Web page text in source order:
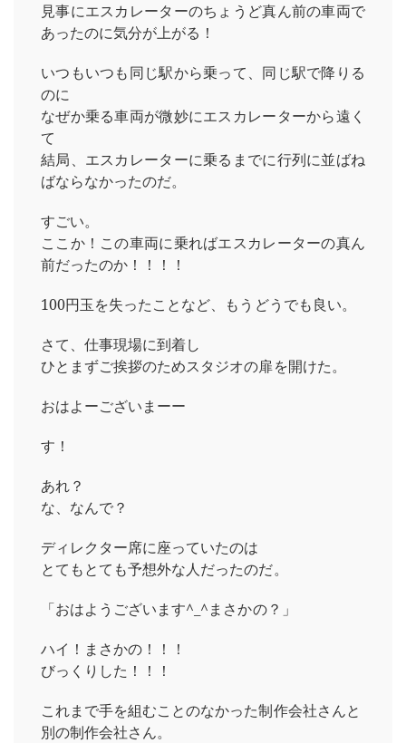
見事にエスカレーターのちょうど真ん前の車両で
あったのに気分が上がる！
いつもいつも同じ駅から乗って、同じ駅で降りる
のに
なぜか乗る車両が微妙にエスカレーターから遠く
て
結局、エスカレーターに乗るまでに行列に並ばね
ばならなかったのだ。
すごい。
ここか！この車両に乗ればエスカレーターの真ん
前だったのか！！！！
100円玉を失ったことなど、もうどうでも良い。
さて、仕事現場に到着し
ひとまずご挨拶のためスタジオの扉を開けた。
おはよーございまーー
す！
あれ？
な、なんで？
ディレクター席に座っていたのは
とてもとても予想外な人だったのだ。
「おはようございます^_^まさかの？」
ハイ！まさかの！！！
びっくりした！！！
これまで手を組むことのなかった制作会社さんと
別の制作会社さん。